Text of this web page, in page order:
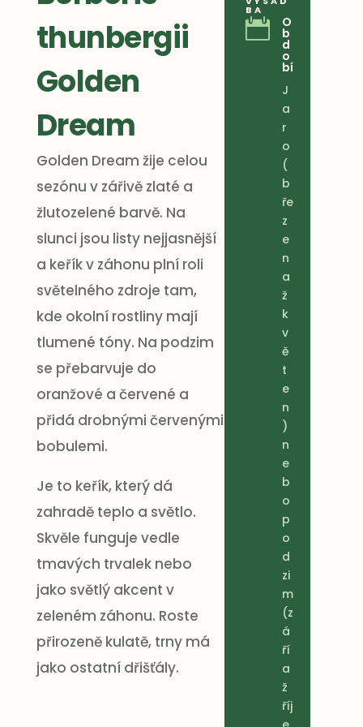
thunbergii
Golden
Dream
Golden Dream žije celou
sezónu v zářivě zlaté a
žlutozelené barvě. Na
slunci jsou listy nejjasnější
a keřík v záhonu plní roli
světelného zdroje tam,
kde okolní rostliny mají
tlumené tóny. Na podzim
se přebarvuje do
oranžové a červené a
přidá drobnými červenými
bobulemi.
Je to keřík, který dá
zahradě teplo a světlo.
Skvěle funguje vedle
tmavých trvalek nebo
jako světlý akcent v
zeleném záhonu. Roste
přirozeně kulatě, trny má
jako ostatní dřišťály.
BA
 O
b
d
o
bí
J
a
r
o
(
b
ře
z
e
n
a
ž
k
v
ě
t
e
n
)
n
e
b
o
p
o
d
zi
m
(z
á
ří
a
ž
říj